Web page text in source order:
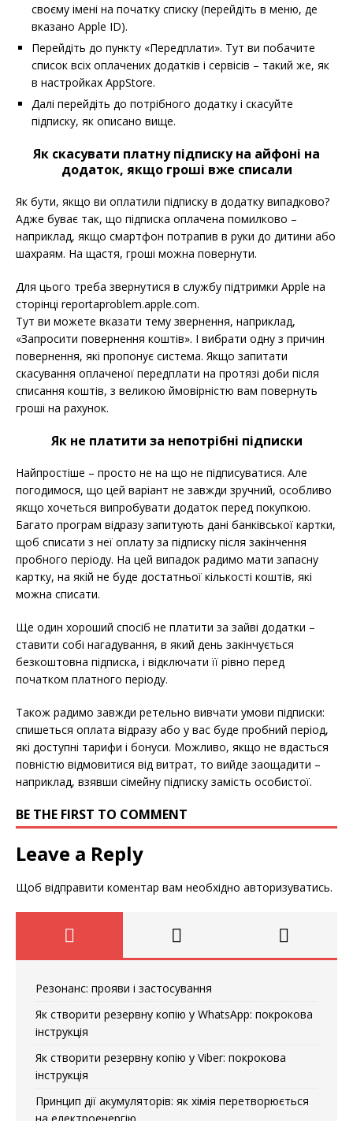
своєму імені на початку списку (перейдіть в меню, де
вказано Apple ID).
Перейдіть до пункту «Передплати». Тут ви побачите
список всіх оплачених додатків і сервісів – такий же, як
в настройках AppStore.
Далі перейдіть до потрібного додатку і скасуйте
підписку, як описано вище.
Як скасувати платну підписку на айфоні на
додаток, якщо гроші вже списали
Як бути, якщо ви оплатили підписку в додатку випадково?
Адже буває так, що підписка оплачена помилково –
наприклад, якщо смартфон потрапив в руки до дитини або
шахраям. На щастя, гроші можна повернути.
Для цього треба звернутися в службу підтримки Apple на
сторінці reportaproblem.apple.com.
Тут ви можете вказати тему звернення, наприклад,
«Запросити повернення коштів». І вибрати одну з причин
повернення, які пропонує система. Якщо запитати
скасування оплаченої передплати на протязі доби після
списання коштів, з великою ймовірністю вам повернуть
гроші на рахунок.
Як не платити за непотрібні підписки
Найпростіше – просто не на що не підписуватися. Але
погодимося, що цей варіант не завжди зручний, особливо
якщо хочеться випробувати додаток перед покупкою.
Багато програм відразу запитують дані банківської картки,
щоб списати з неї оплату за підписку після закінчення
пробного періоду. На цей випадок радимо мати запасну
картку, на якій не буде достатньої кількості коштів, які
можна списати.
Ще один хороший спосіб не платити за зайві додатки –
ставити собі нагадування, в який день закінчується
безкоштовна підписка, і відключати її рівно перед
початком платного періоду.
Також радимо завжди ретельно вивчати умови підписки:
спишеться оплата відразу або у вас буде пробний період,
які доступні тарифи і бонуси. Можливо, якщо не вдасться
повністю відмовитися від витрат, то вийде заощадити –
наприклад, взявши сімейну підписку замість особистої.
BE THE FIRST TO COMMENT
Leave a Reply
Щоб відправити коментар вам необхідно авторизуватись.
Резонанс: прояви і застосування
Як створити резервну копію у WhatsApp: покрокова
інструкція
Як створити резервну копію у Viber: покрокова
інструкція
Принцип дії акумуляторів: як хімія перетворюється
на електроенергію